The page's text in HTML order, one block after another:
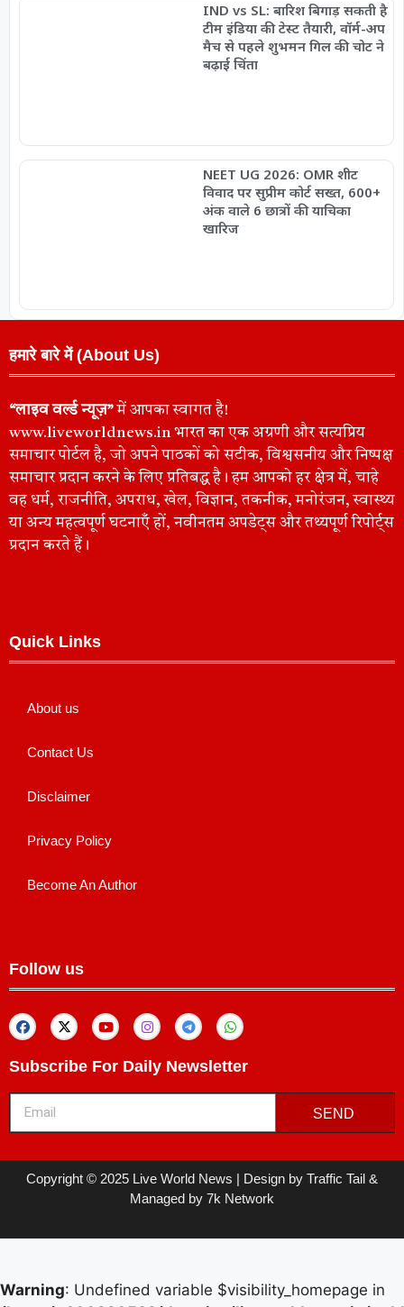
IND vs SL: बारिश बिगाड़ सकती है
टीम इंडिया की टेस्ट तैयारी, वॉर्म-अप
मैच से पहले शुभमन गिल की चोट ने
बढ़ाई चिंता
NEET UG 2026: OMR शीट
विवाद पर सुप्रीम कोर्ट सख्त, 600+
अंक वाले 6 छात्रों की याचिका
खारिज
हमारे बारे में (About Us)
“लाइव वर्ल्ड न्यूज़”में आपका स्वागत है!
www.liveworldnews.in भारत का एक अग्रणी और सत्यप्रिय
समाचार पोर्टल है, जो अपने पाठकों को सटीक, विश्वसनीय और निष्पक्ष
समाचार प्रदान करने के लिए प्रतिबद्ध है। हम आपको हर क्षेत्र में, चाहे
वह धर्म, राजनीति, अपराध, खेल, विज्ञान, तकनीक, मनोरंजन, स्वास्थ्य
या अन्य महत्वपूर्ण घटनाएँ हों, नवीनतम अपडेट्स और तथ्यपूर्ण रिपोर्ट्स
प्रदान करते हैं।
Quick Links
About us
Contact Us
Disclaimer
Privacy Policy
Become An Author
Follow us
Subscribe For Daily Newsletter
SEND
Copyright © 2025 Live World News | Design by Traffic Tail &
Managed by 7k Network
Warning: Undefined variable $visibility_homepage in